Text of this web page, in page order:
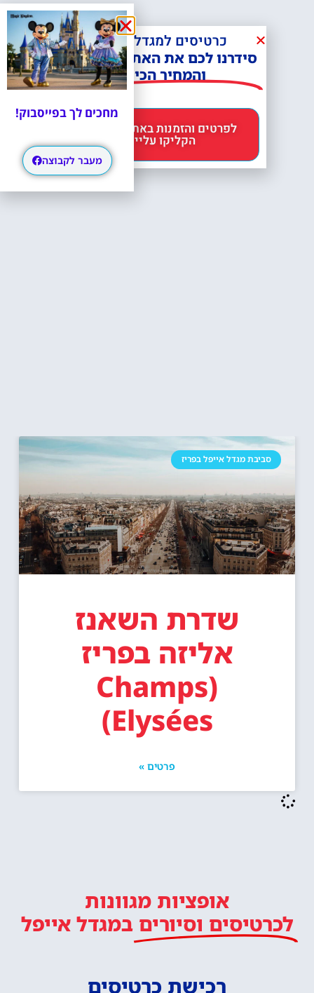
סביבת מגדל אייפל בפריז
שדרת השאנז
אליזה בפריז
(Champs
Elysées)
פרטים »
אופציות מגוונות
לכרטיסים וסיורים במגדל אייפל
רכישת כרטיסים
כרטיסים למגדל אייפל?
סידרנו לכם את האתר הכי אמין -
והמחיר הכי זול!
הקליקו עליי 😊
מחכים לך בפייסבוק!
מעבר לקבוצה